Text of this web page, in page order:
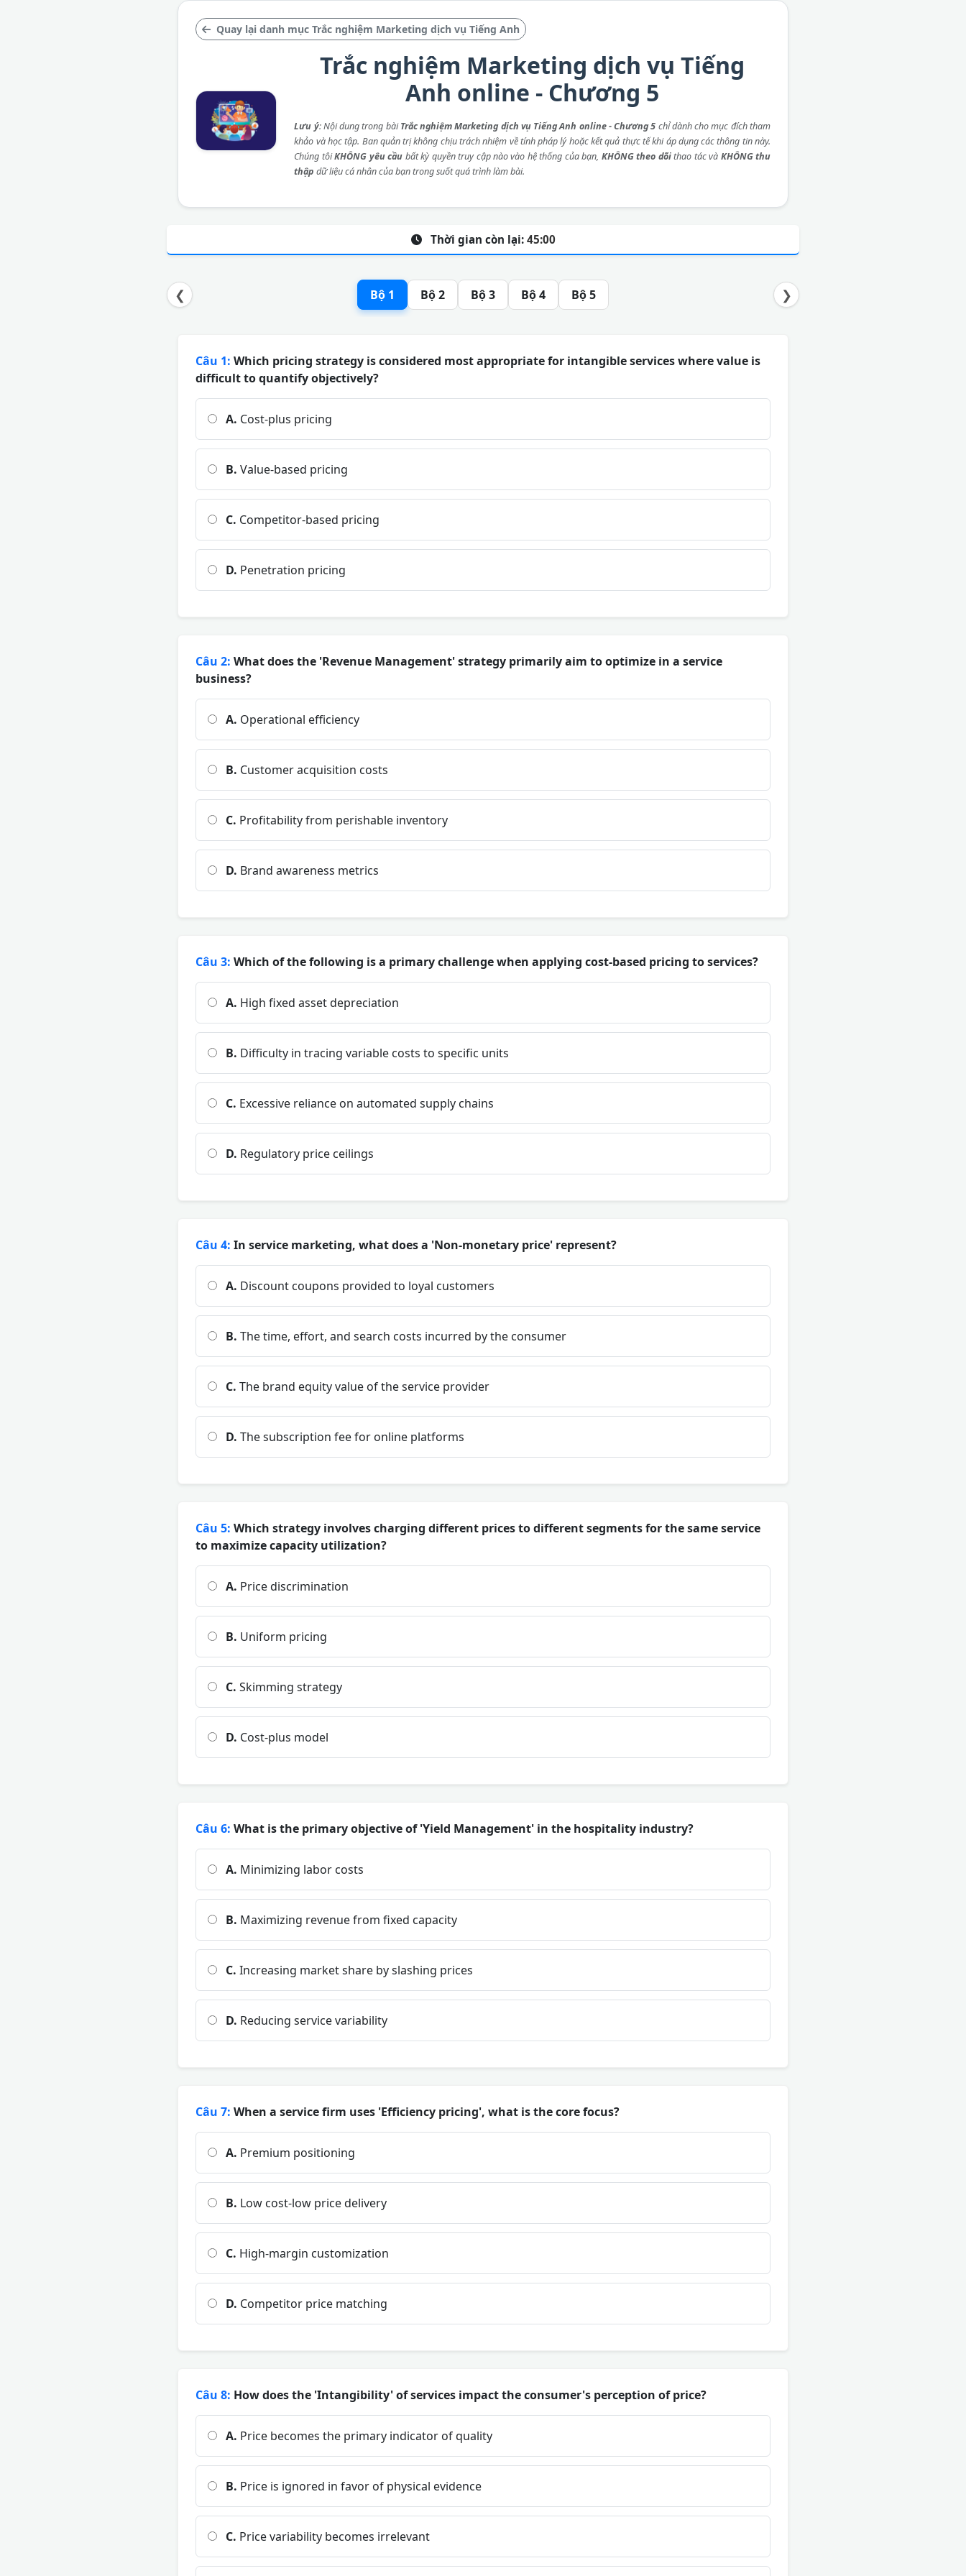
Quay lại danh mục Trắc nghiệm Marketing dịch vụ Tiếng Anh
Trắc nghiệm Marketing dịch vụ Tiếng
Anh online - Chương 5
Lưu ý: Nội dung trong bàiTrắc nghiệm Marketing dịch vụ Tiếng Anh online - Chương 5 chỉ dành cho mục đích tham
khảo và học tập. Ban quản trị không chịu trách nhiệm về tính pháp lý hoặc kết quả thực tế khi áp dụng các thông tin này.
Chúng tôiKHÔNG yêu cầu bất kỳ quyền truy cập nào vào hệ thống của bạn, KHÔNG theo dõithao tác và KHÔNG thu
thập dữ liệu cá nhân của bạn trong suốt quá trình làm bài.
Thời gian còn lại: 45:00
❮ Bộ 1 Bộ 2 Bộ 3 Bộ 4 Bộ 5 ❯
Câu 1: Which pricing strategy is considered most appropriate for intangible services where value is
difficult to quantify objectively?
A. Cost-plus pricing
B. Value-based pricing
C. Competitor-based pricing
D. Penetration pricing
Câu 2: What does the 'Revenue Management' strategy primarily aim to optimize in a service
business?
A. Operational efficiency
B. Customer acquisition costs
C. Profitability from perishable inventory
D. Brand awareness metrics
Câu 3: Which of the following is a primary challenge when applying cost-based pricing to services?
A. High fixed asset depreciation
B. Difficulty in tracing variable costs to specific units
C. Excessive reliance on automated supply chains
D. Regulatory price ceilings
Câu 4: In service marketing, what does a 'Non-monetary price' represent?
A. Discount coupons provided to loyal customers
B. The time, effort, and search costs incurred by the consumer
C. The brand equity value of the service provider
D. The subscription fee for online platforms
Câu 5: Which strategy involves charging different prices to different segments for the same service
to maximize capacity utilization?
A. Price discrimination
B. Uniform pricing
C. Skimming strategy
D. Cost-plus model
Câu 6: What is the primary objective of 'Yield Management' in the hospitality industry?
A. Minimizing labor costs
B. Maximizing revenue from fixed capacity
C. Increasing market share by slashing prices
D. Reducing service variability
Câu 7: When a service firm uses 'Efficiency pricing', what is the core focus?
A. Premium positioning
B. Low cost-low price delivery
C. High-margin customization
D. Competitor price matching
Câu 8: How does the 'Intangibility' of services impact the consumer's perception of price?
A. Price becomes the primary indicator of quality
B. Price is ignored in favor of physical evidence
C. Price variability becomes irrelevant